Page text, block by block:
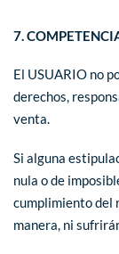
7.
El USUARIO no
derechos,
venta.
Si alguna
nula o de
cumplimiento del
manera, ni